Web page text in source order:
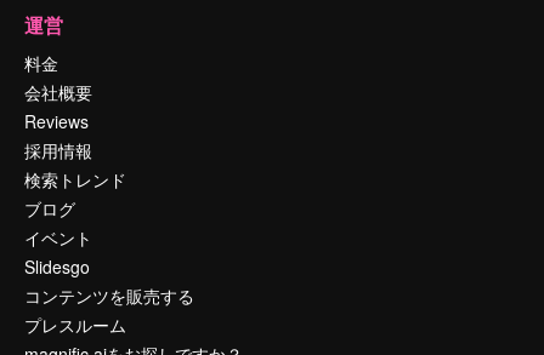
運営
料金
会社概要
Reviews
採用情報
検索トレンド
ブログ
イベント
Slidesgo
コンテンツを販売する
プレスルーム